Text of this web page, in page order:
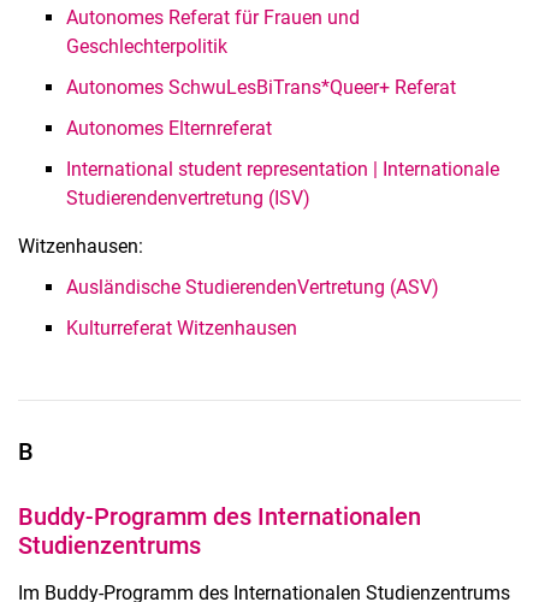
Autonomes Referat für Frauen und
Geschlechterpolitik
Autonomes SchwuLesBiTrans*Queer+ Referat
Autonomes Elternreferat
International student representation | Internationale
Studierendenvertretung (ISV)
Witzenhausen:
Ausländische StudierendenVertretung (ASV)
Kulturreferat Witzenhausen
B
Buddy-Programm des Internationalen
Studienzentrums
Im Buddy-Programm des Internationalen Studienzentrums